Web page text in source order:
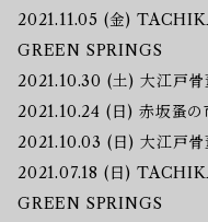
2021.11.05 (金)
GREEN SPRINGS
2021.10.30 (土) 大江戸
2021.10.24 (日) 赤坂蚤
2021.10.03 (日) 大江戸
2021.07.18 (日)
GREEN SPRINGS